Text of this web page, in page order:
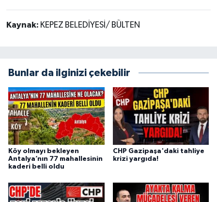
Kaynak: KEPEZ BELEDİYESİ/ BÜLTEN
Bunlar da ilginizi çekebilir
Köy olmayı bekleyen
Antalya’nın 77 mahallesinin
kaderi belli oldu
CHP Gazipaşa'daki tahliye
krizi yargıda!